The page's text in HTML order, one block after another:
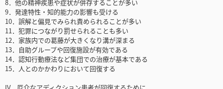
8．他の精神疾患や症状が併存することが多い
9．発達特性・知的能力の影響も受ける
10．誤解と偏見でみられ責められることが多い
11．犯罪につながり罰せられることも多い
12．家族内での葛藤が大きくなり溝が深まる
13．自助グループや回復施設が有効である
14．認知行動療法など集団での治療が基本である
15．人とのかかわりにおいて回復する